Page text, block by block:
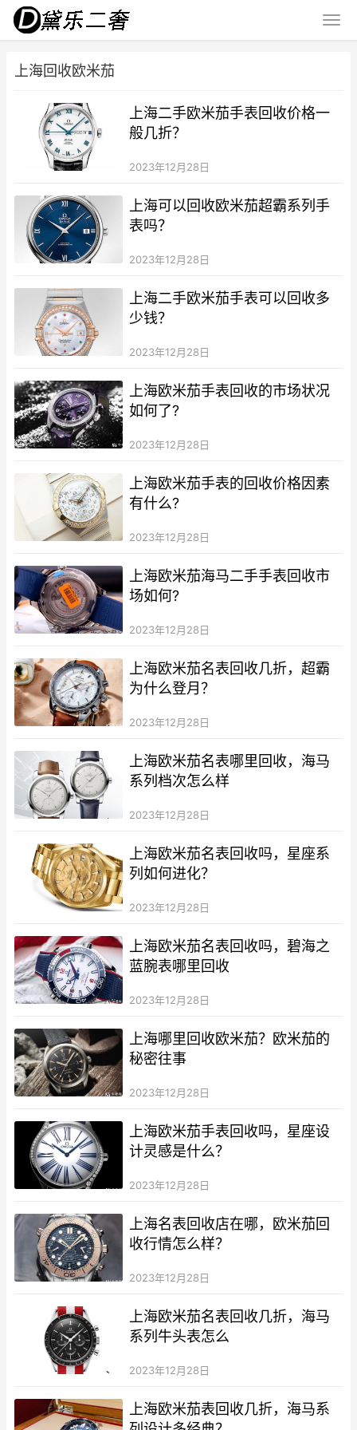
上海回收欧米茄
上海二手欧米茄手表回收价格一
般几折？
2023年12月28日
上海可以回收欧米茄超霸系列手
表吗？
2023年12月28日
上海二手欧米茄手表可以回收多
少钱？
2023年12月28日
上海欧米茄手表回收的市场状况
如何了?
2023年12月28日
上海欧米茄手表的回收价格因素
有什么?
2023年12月28日
上海欧米茄海马二手手表回收市
场如何?
2023年12月28日
上海欧米茄名表回收几折，超霸
为什么登月？
2023年12月28日
上海欧米茄名表哪里回收，海马
系列档次怎么样
2023年12月28日
上海欧米茄名表回收吗，星座系
列如何进化？
2023年12月28日
上海欧米茄名表回收吗，碧海之
蓝腕表哪里回收
2023年12月28日
上海哪里回收欧米茄？欧米茄的
秘密往事
2023年12月28日
上海欧米茄手表回收吗，星座设
计灵感是什么？
2023年12月28日
上海名表回收店在哪，欧米茄回
收行情怎么样？
2023年12月28日
上海欧米茄名表回收几折，海马
系列牛头表怎么
2023年12月28日
上海欧米茄表回收几折，海马系